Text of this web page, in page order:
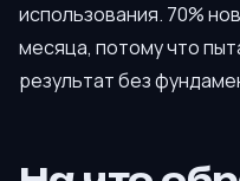
использования. 70%
месяца, потому что
результат без